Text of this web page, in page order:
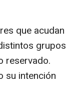
que acudan
grupos
reservado.
su intención